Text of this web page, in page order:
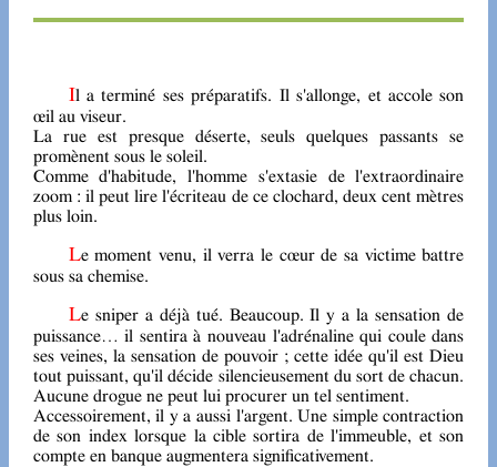
Il a terminé ses préparatifs. Il s'allonge, et accole son
œil au viseur.
La rue est presque déserte, seuls quelques passants se
promènent sous le soleil.
Comme d'habitude, l'homme s'extasie de l'extraordinaire
zoom : il peut lire l'écriteau de ce clochard, deux cent mètres
plus loin.
Le moment venu, il verra le cœur de sa victime battre
sous sa chemise.
Le sniper a déjà tué. Beaucoup. Il y a la sensation de
puissance… il sentira à nouveau l'adrénaline qui coule dans
ses veines, la sensation de pouvoir ; cette idée qu'il est Dieu
tout puissant, qu'il décide silencieusement du sort de chacun.
Aucune drogue ne peut lui procurer un tel sentiment.
Accessoirement, il y a aussi l'argent. Une simple contraction
de son index lorsque la cible sortira de l'immeuble, et son
compte en banque augmentera significativement.